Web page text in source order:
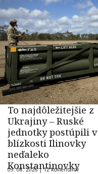
To najdôležitejšie z
Ukrajiny – Ruské
jednotky postúpili v
blízkosti Ilinovky
neďaleko
Konstantinovky
09. 08. 2026 |12 komentárov